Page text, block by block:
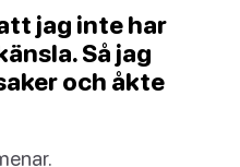
jag inte har
Så jag
och åkte